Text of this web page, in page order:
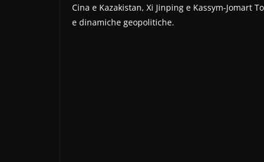
Cina e Kazakistan, Xi Jinping e Kassym-Jomart
e dinamiche geopolitiche.